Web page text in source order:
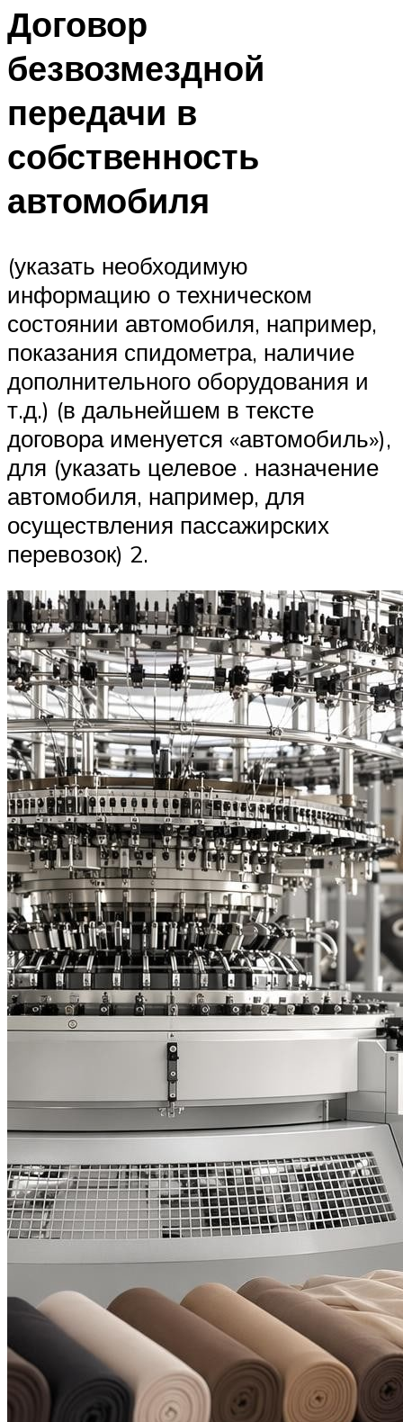
Договор
безвозмездной
передачи в
собственность
автомобиля
(указать необходимую
информацию о техническом
состоянии автомобиля, например,
показания спидометра, наличие
дополнительного оборудования и
т.д.) (в дальнейшем в тексте
договора именуется «автомобиль»),
для (указать целевое . назначение
автомобиля, например, для
осуществления пассажирских
перевозок) 2.